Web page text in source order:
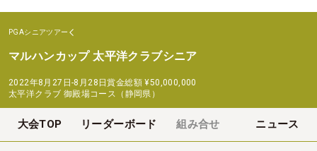
PGAシニアツアー
マルハンカップ 太平洋クラブシニア
2022年8月27日-8月28日賞金総額 ¥50,000,000
太平洋クラブ 御殿場コース（静岡県）
大会TOP リーダーボード 組み合せ ニュース